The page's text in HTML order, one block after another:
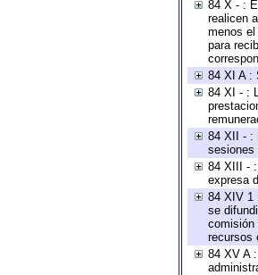
84 X - :
realicen
menos
para
84 XI A :
84 XI - :
84 XII - :
sesiones
84 XIII -
expresa
84 XIV 1
se
comisión
recursos
84 XV A